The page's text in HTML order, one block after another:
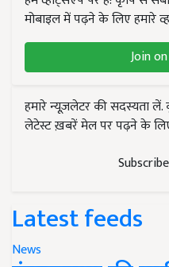
मोबाइल में पढ़ने के लिए हमारे
Join
हमारे न्यूज़लेटर की सदस्यता
लेटेस्ट ख़बरें मेल पर पढ़ने के
Latest feeds
News